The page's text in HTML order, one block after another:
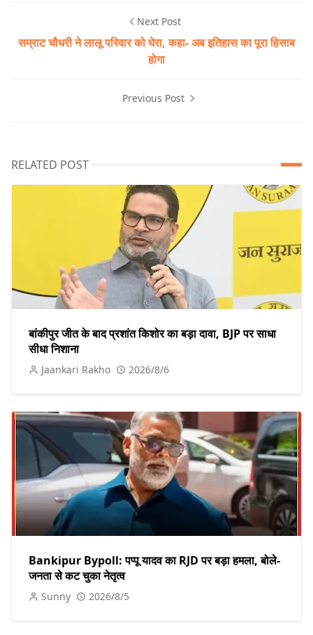
Next Post
सम्राट चौधरी ने लालू परिवार को घेरा, कहा- अब इतिहास का पूरा हिसाब
होगा
Previous Post
RELATED POST
बांकीपुर जीत के बाद प्रशांत किशोर का बड़ा दावा, BJP पर साधा
सीधा निशाना
Jaankari Rakho 2026/8/6
Bankipur Bypoll: पप्पू यादव का RJD पर बड़ा हमला, बोले-
जनता से कट चुका नेतृत्व
Sunny 2026/8/5